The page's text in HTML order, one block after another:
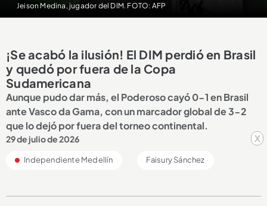
x
Jeison Medina, jugador del DIM. FOTO: AFP
¡Se acabó la ilusión! El DIM perdió en Brasil
y quedó por fuera de la Copa
Sudamericana
Aunque pudo dar más, el Poderoso cayó 0-1 en Brasil
ante Vasco da Gama, con un marcador global de 3-2
que lo dejó por fuera del torneo continental.
29 de julio de 2026
Independiente Medellín Faisury Sánchez